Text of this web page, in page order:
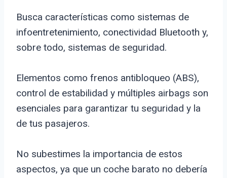
Busca características como sistemas de
infoentretenimiento, conectividad Bluetooth y,
sobre todo, sistemas de seguridad.
Elementos como frenos antibloqueo (ABS),
control de estabilidad y múltiples airbags son
esenciales para garantizar tu seguridad y la
de tus pasajeros.
No subestimes la importancia de estos
aspectos, ya que un coche barato no debería